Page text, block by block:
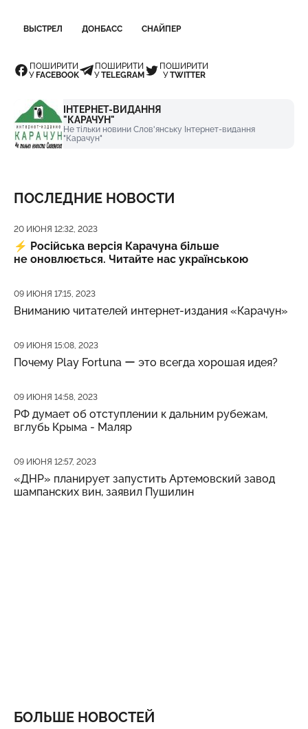
ВЫСТРЕЛ ДОНБАСС СНАЙПЕР
ПОШИРИТИ
У FACEBOOK
ПОШИРИТИ
УTELEGRAM
ПОШИРИТИ
УTWITTER
ІНТЕРНЕТ-ВИДАННЯ
"КАРАЧУН"
Не тільки новини Слов'янську Інтернет-видання
"Карачун"
ПОСЛЕДНИЕ НОВОСТИ
Дата публикации
20 ИЮНЯ 12:32, 2023
⚡️ Російська версія Карачуна більше
не оновлюється. Читайте нас українською
Дата публикации
09 ИЮНЯ 17:15, 2023
Вниманию читателей интернет-издания «Карачун»
Дата публикации
09 ИЮНЯ 15:08, 2023
Почему Play Fortuna ー это всегда хорошая идея?
Дата публикации
09 ИЮНЯ 14:58, 2023
РФ думает об отступлении к дальним рубежам,
вглубь Крыма - Маляр
Дата публикации
09 ИЮНЯ 12:57, 2023
«ДНР» планирует запустить Артемовский завод
шампанских вин, заявил Пушилин
БОЛЬШЕ НОВОСТЕЙ